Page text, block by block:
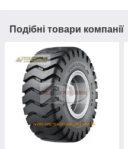
Подібні товари компанії